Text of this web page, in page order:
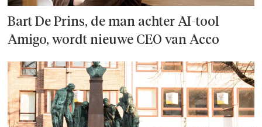
Bart De Prins, de man achter AI-tool
Amigo, wordt nieuwe CEO van Acco